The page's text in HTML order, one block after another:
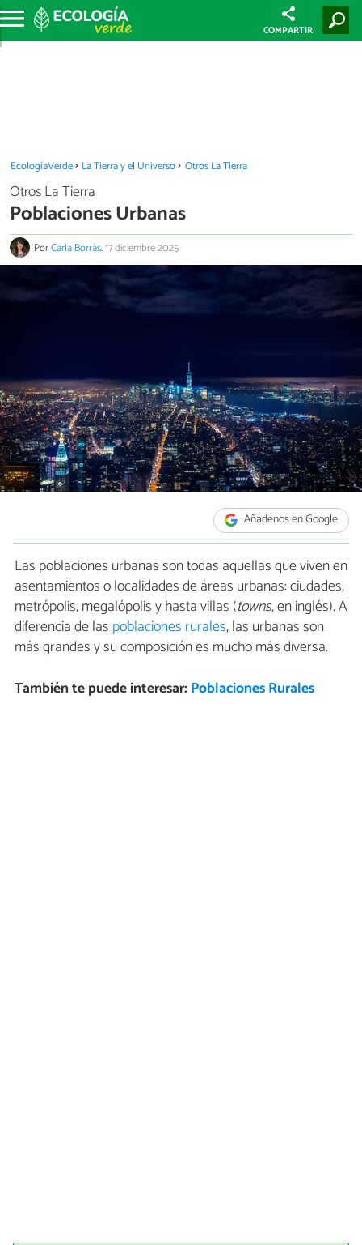
COMPARTIR
EcologíaVerde La Tierra y el Universo Otros La Tierra
Otros La Tierra
Poblaciones Urbanas
PorCarla Borràs.17 diciembre 2025
Añádenos en Google
Las poblaciones urbanas son todas aquellas que viven en
asentamientos o localidades de áreas urbanas: ciudades,
metrópolis, megalópolis y hasta villas (towns, en inglés). A
diferencia de las poblaciones rurales, las urbanas son
más grandes y su composición es mucho más diversa.
También te puede interesar: Poblaciones Rurales